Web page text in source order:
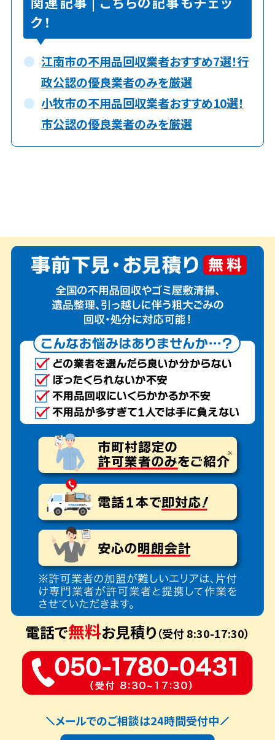
ク！
江南市の不用品回収業者おすすめ7選！行
政公認の優良業者のみを厳選
小牧市の不用品回収業者おすすめ10選！
市公認の優良業者のみを厳選
電話で無料お見積り（受付 8:30-17:30）
メールでのご相談は24時間受付中